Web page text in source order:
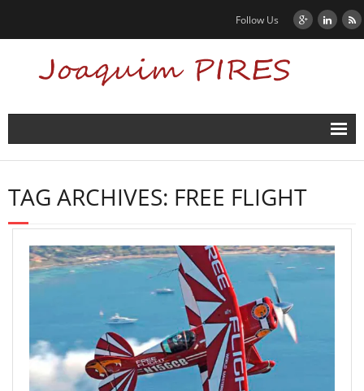
Follow Us
Accueil
Actualités
Biographie
TAG ARCHIVES: FREE FLIGHT